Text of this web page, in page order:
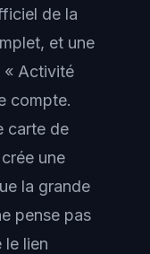
de la
et une
« Activité
compte.
carte de
une
la grande
pense pas
le lien